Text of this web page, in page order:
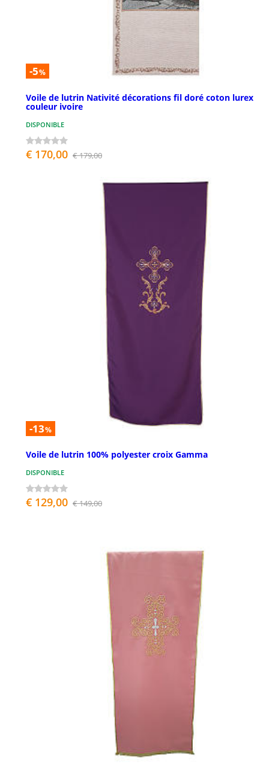
-5%
Voile de lutrin Nativité décorations fil doré coton lurex
couleur ivoire
DISPONIBLE
€ 170,00 € 179,00
-13%
Voile de lutrin 100% polyester croix Gamma
DISPONIBLE
€ 129,00 € 149,00